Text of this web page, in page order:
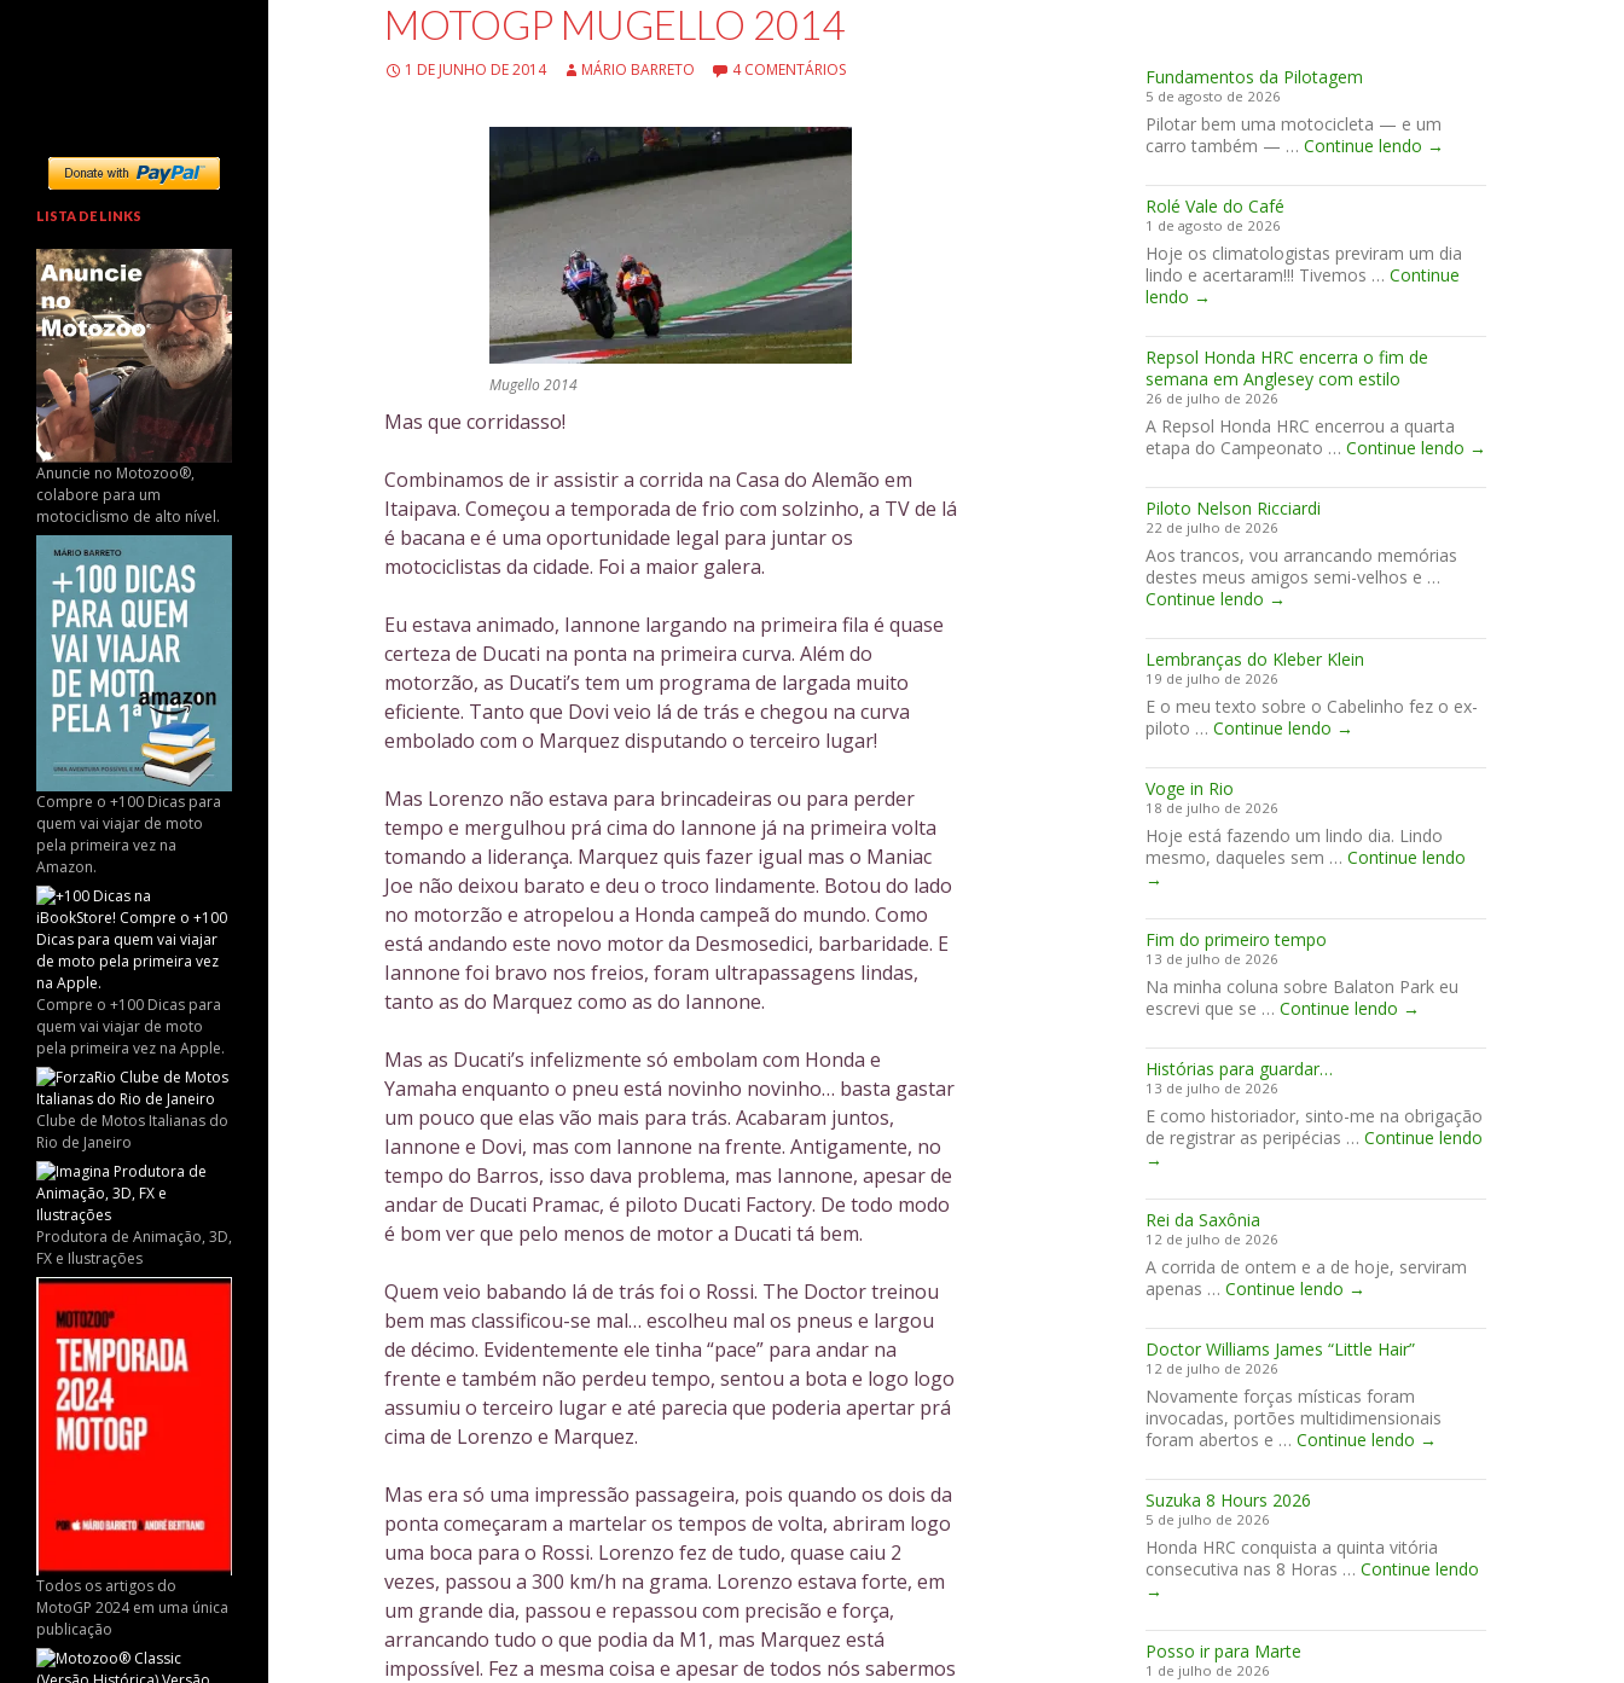
MOTOGP MUGELLO 2014
1 DE JUNHO DE 2014 MÁRIO BARRETO 4 COMENTÁRIOS
Mugello 2014
Mas que corridasso!
Combinamos de ir assistir a corrida na Casa do Alemão em
Itaipava. Começou a temporada de frio com solzinho, a TV de lá
é bacana e é uma oportunidade legal para juntar os
motociclistas da cidade. Foi a maior galera.
Eu estava animado, Iannone largando na primeira fila é quase
certeza de Ducati na ponta na primeira curva. Além do
motorzão, as Ducati’s tem um programa de largada muito
eficiente. Tanto que Dovi veio lá de trás e chegou na curva
embolado com o Marquez disputando o terceiro lugar!
Mas Lorenzo não estava para brincadeiras ou para perder
tempo e mergulhou prá cima do Iannone já na primeira volta
tomando a liderança. Marquez quis fazer igual mas o Maniac
Joe não deixou barato e deu o troco lindamente. Botou do lado
no motorzão e atropelou a Honda campeã do mundo. Como
está andando este novo motor da Desmosedici, barbaridade. E
Iannone foi bravo nos freios, foram ultrapassagens lindas,
tanto as do Marquez como as do Iannone.
Mas as Ducati’s infelizmente só embolam com Honda e
Yamaha enquanto o pneu está novinho novinho… basta gastar
um pouco que elas vão mais para trás. Acabaram juntos,
Iannone e Dovi, mas com Iannone na frente. Antigamente, no
tempo do Barros, isso dava problema, mas Iannone, apesar de
andar de Ducati Pramac, é piloto Ducati Factory. De todo modo
é bom ver que pelo menos de motor a Ducati tá bem.
Quem veio babando lá de trás foi o Rossi. The Doctor treinou
bem mas classificou-se mal… escolheu mal os pneus e largou
de décimo. Evidentemente ele tinha “pace” para andar na
frente e também não perdeu tempo, sentou a bota e logo logo
assumiu o terceiro lugar e até parecia que poderia apertar prá
cima de Lorenzo e Marquez.
Mas era só uma impressão passageira, pois quando os dois da
ponta começaram a martelar os tempos de volta, abriram logo
uma boca para o Rossi. Lorenzo fez de tudo, quase caiu 2
vezes, passou a 300 km/h na grama. Lorenzo estava forte, em
um grande dia, passou e repassou com precisão e força,
arrancando tudo o que podia da M1, mas Marquez está
impossível. Fez a mesma coisa e apesar de todos nós sabermos
Fundamentos da Pilotagem
5 de agosto de 2026
Pilotar bem uma motocicleta — e um
carro também — … Continue lendo Fundamentos
Pilotagem
→
Rolé Vale do Café
1 de agosto de 2026
Hoje os climatologistas previram um dia
lindo e acertaram!!! Tivemos … Continue
lendo Rolé
do
Café
→
Repsol Honda HRC encerra o fim de
semana em Anglesey com estilo
26 de julho de 2026
A Repsol Honda HRC encerrou a quarta
etapa do Campeonato … Continue lendo Repsol
HRC
Anglesey
→
Piloto Nelson Ricciardi
22 de julho de 2026
Aos trancos, vou arrancando memórias
destes meus amigos semi-velhos e …
Continue lendo Piloto
Ricciardi
→
Lembranças do Kleber Klein
19 de julho de 2026
E o meu texto sobre o Cabelinho fez o ex-
piloto … Continue lendo Lembranças
Kleber
→
Voge in Rio
18 de julho de 2026
Hoje está fazendo um lindo dia. Lindo
mesmo, daqueles sem … Continue lendo
→
Fim do primeiro tempo
13 de julho de 2026
Na minha coluna sobre Balaton Park eu
escrevi que se … Continue lendo Fim
primeiro
→
Histórias para guardar…
13 de julho de 2026
E como historiador, sinto-me na obrigação
de registrar as peripécias … Continue lendo
Histórias
guardar…
→
Rei da Saxônia
12 de julho de 2026
A corrida de ontem e a de hoje, serviram
apenas … Continue lendo Rei
Saxônia
→
Doctor Williams James “Little Hair”
12 de julho de 2026
Novamente forças místicas foram
invocadas, portões multidimensionais
foram abertos e … Continue lendo Doctor
James
→
Suzuka 8 Hours 2026
5 de julho de 2026
Honda HRC conquista a quinta vitória
consecutiva nas 8 Horas … Continue lendo
2026
→
Posso ir para Marte
1 de julho de 2026
LISTA DE LINKS
Anuncie no Motozoo®,
colabore para um
motociclismo de alto nível.
Compre o +100 Dicas para
quem vai viajar de moto
pela primeira vez na
Amazon.
Compre o +100 Dicas para
quem vai viajar de moto
pela primeira vez na Apple.
Clube de Motos Italianas do
Rio de Janeiro
Produtora de Animação, 3D,
FX e Ilustrações
Todos os artigos do
MotoGP 2024 em uma única
publicação